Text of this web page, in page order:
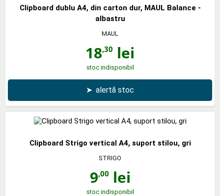
Clipboard dublu A4, din carton dur, MAUL Balance -
albastru
MAUL
18,30 lei
stoc indisponibil
➤ alertă stoc
Clipboard Strigo vertical A4, suport stilou, gri
STRIGO
9,00 lei
stoc indisponibil